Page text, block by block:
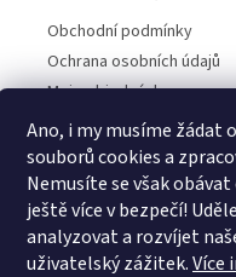
Ano, i my musíme žádat
souborů cookies a
Nemusíte se však
ještě více v bezpečí!
analyzovat a rozvíjet
uživatelský zážitek.Více
Obchodní podmínky
Ochrana osobních údajů
Moje objednávka